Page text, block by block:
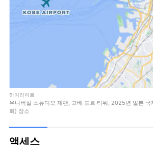
하이라이트
유니버설 스튜디오 재팬, 고베 포트 타워, 2025년 일본 국
회) 장소
액세스